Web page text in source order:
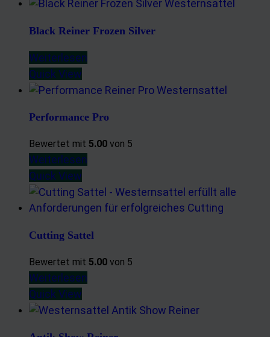
Black Reiner Frozen Silver
Weiterlesen
Quick View
Performance Pro
Bewertet mit 5.00 von 5
Weiterlesen
Quick View
Cutting Sattel
Bewertet mit 5.00 von 5
Weiterlesen
Quick View